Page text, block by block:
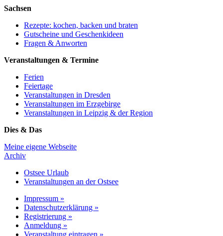
Sachsen
Rezepte: kochen, backen und braten
Gutscheine und Geschenkideen
Fragen & Anworten
Veranstaltungen & Termine
Ferien
Feiertage
Veranstaltungen in Dresden
Veranstaltungen im Erzgebirge
Veranstaltungen in Leipzig & der Region
Dies & Das
Meine eigene Webseite
Archiv
Ostsee Urlaub
Veranstaltungen an der Ostsee
Impressum »
Datenschutzerklärung »
Registrierung »
Anmeldung »
Veranstaltung eintragen »